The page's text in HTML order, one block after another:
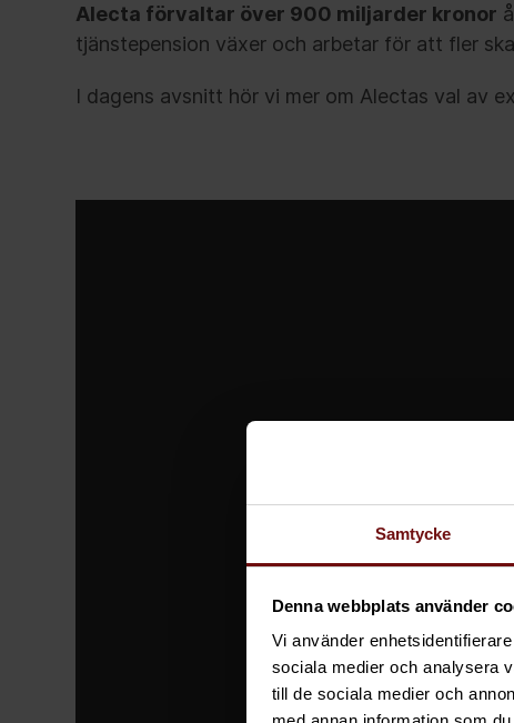
Samtycke
Denna webbplats använder
Vi använder
sociala medier och analysera
till de sociala medier och
Alecta förvaltar över 900 miljarder kronor
tjänstepension växer och arbetar för att fler
I dagens avsnitt hör vi mer om Alectas val av